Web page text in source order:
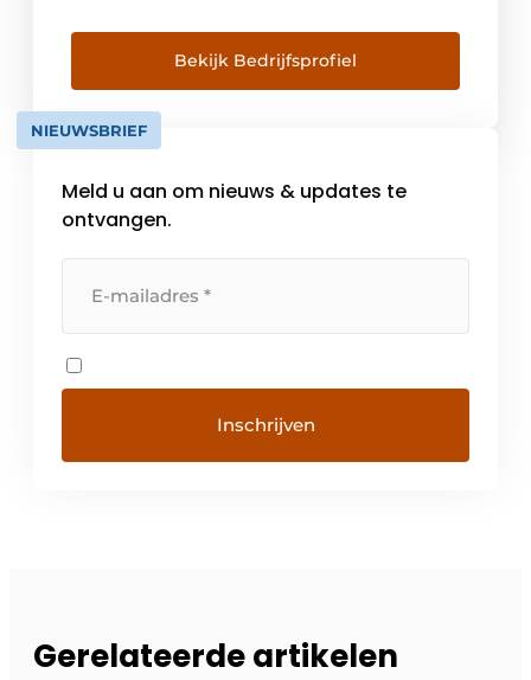
Bekijk Bedrijfsprofiel
NIEUWSBRIEF
Meld u aan om nieuws & updates te
ontvangen.
Gerelateerde artikelen